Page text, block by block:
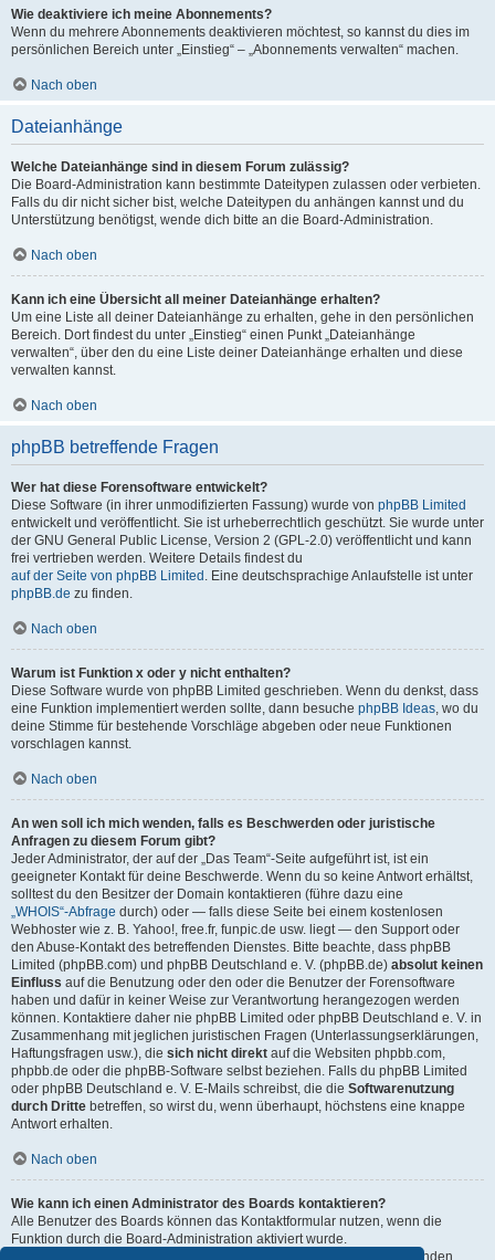
Wie deaktiviere ich meine Abonnements?
Wenn du mehrere Abonnements deaktivieren möchtest, so kannst du dies im
persönlichen Bereich unter „Einstieg“ – „Abonnements verwalten“ machen.
Nach oben
Dateianhänge
Welche Dateianhänge sind in diesem Forum zulässig?
Die Board-Administration kann bestimmte Dateitypen zulassen oder verbieten.
Falls du dir nicht sicher bist, welche Dateitypen du anhängen kannst und du
Unterstützung benötigst, wende dich bitte an die Board-Administration.
Nach oben
Kann ich eine Übersicht all meiner Dateianhänge erhalten?
Um eine Liste all deiner Dateianhänge zu erhalten, gehe in den persönlichen
Bereich. Dort findest du unter „Einstieg“ einen Punkt „Dateianhänge
verwalten“, über den du eine Liste deiner Dateianhänge erhalten und diese
verwalten kannst.
Nach oben
phpBB betreffende Fragen
Wer hat diese Forensoftware entwickelt?
Diese Software (in ihrer unmodifizierten Fassung) wurde von phpBB Limited
entwickelt und veröffentlicht. Sie ist urheberrechtlich geschützt. Sie wurde unter
der GNU General Public License, Version 2 (GPL-2.0) veröffentlicht und kann
frei vertrieben werden. Weitere Details findest du
auf der Seite von phpBB Limited . Eine deutschsprachige Anlaufstelle ist unter
phpBB.de zu finden.
Nach oben
Warum ist Funktion x oder y nicht enthalten?
Diese Software wurde von phpBB Limited geschrieben. Wenn du denkst, dass
eine Funktion implementiert werden sollte, dann besuche phpBB Ideas, wo du
deine Stimme für bestehende Vorschläge abgeben oder neue Funktionen
vorschlagen kannst.
Nach oben
An wen soll ich mich wenden, falls es Beschwerden oder juristische
Anfragen zu diesem Forum gibt?
Jeder Administrator, der auf der „Das Team“-Seite aufgeführt ist, ist ein
geeigneter Kontakt für deine Beschwerde. Wenn du so keine Antwort erhältst,
solltest du den Besitzer der Domain kontaktieren (führe dazu eine
„WHOIS“-Abfrage durch) oder — falls diese Seite bei einem kostenlosen
Webhoster wie z. B. Yahoo!, free.fr, funpic.de usw. liegt — den Support oder
den Abuse-Kontakt des betreffenden Dienstes. Bitte beachte, dass phpBB
Limited (phpBB.com) und phpBB Deutschland e. V. (phpBB.de) absolut keinen
Einfluss auf die Benutzung oder den oder die Benutzer der Forensoftware
haben und dafür in keiner Weise zur Verantwortung herangezogen werden
können. Kontaktiere daher nie phpBB Limited oder phpBB Deutschland e. V. in
Zusammenhang mit jeglichen juristischen Fragen (Unterlassungserklärungen,
Haftungsfragen usw.), die sich nicht direkt auf die Websiten phpbb.com,
phpbb.de oder die phpBB-Software selbst beziehen. Falls du phpBB Limited
oder phpBB Deutschland e. V. E-Mails schreibst, die die Softwarenutzung
durch Dritte betreffen, so wirst du, wenn überhaupt, höchstens eine knappe
Antwort erhalten.
Nach oben
Wie kann ich einen Administrator des Boards kontaktieren?
Alle Benutzer des Boards können das Kontaktformular nutzen, wenn die
Funktion durch die Board-Administration aktiviert wurde.
Mitglieder des Boards können zusätzlich den Link „Das Team“ verwenden.